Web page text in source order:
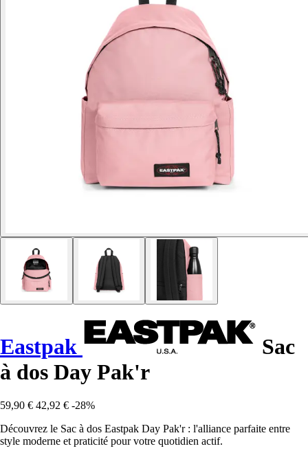
Eastpak
Sac
à dos Day Pak'r
59,90 € 42,92 € -28%
Découvrez le Sac à dos Eastpak Day Pak'r : l'alliance parfaite entre
style moderne et praticité pour votre quotidien actif.